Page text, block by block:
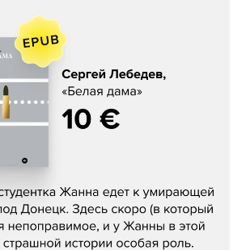
«Белая дама»